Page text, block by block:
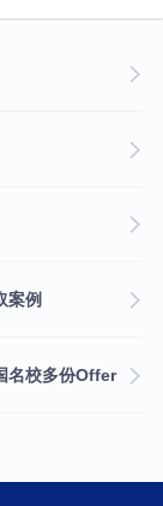
案例
名校多份Offer